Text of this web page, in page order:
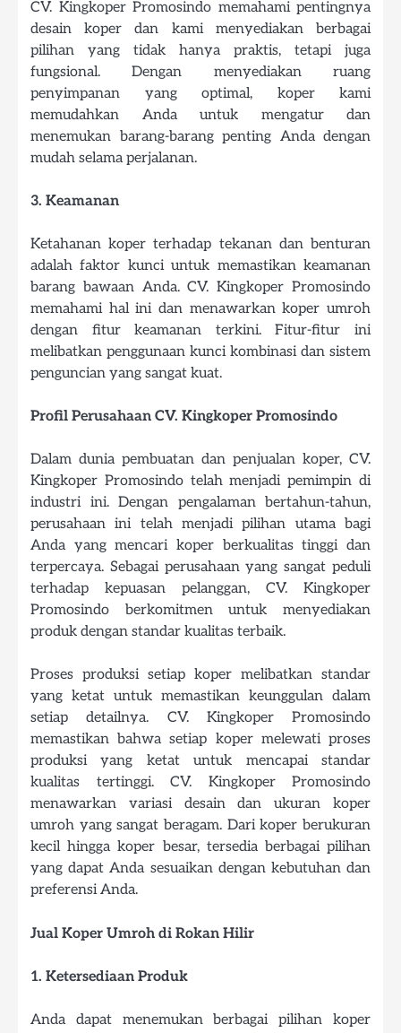
CV. Kingkoper Promosindo memahami pentingnya
desain koper dan kami menyediakan berbagai
pilihan yang tidak hanya praktis, tetapi juga
fungsional. Dengan menyediakan ruang
penyimpanan yang optimal, koper kami
memudahkan Anda untuk mengatur dan
menemukan barang-barang penting Anda dengan
mudah selama perjalanan.
3. Keamanan
Ketahanan koper terhadap tekanan dan benturan
adalah faktor kunci untuk memastikan keamanan
barang bawaan Anda. CV. Kingkoper Promosindo
memahami hal ini dan menawarkan koper umroh
dengan fitur keamanan terkini. Fitur-fitur ini
melibatkan penggunaan kunci kombinasi dan sistem
penguncian yang sangat kuat.
Profil Perusahaan CV. Kingkoper Promosindo
Dalam dunia pembuatan dan penjualan koper, CV.
Kingkoper Promosindo telah menjadi pemimpin di
industri ini. Dengan pengalaman bertahun-tahun,
perusahaan ini telah menjadi pilihan utama bagi
Anda yang mencari koper berkualitas tinggi dan
terpercaya. Sebagai perusahaan yang sangat peduli
terhadap kepuasan pelanggan, CV. Kingkoper
Promosindo berkomitmen untuk menyediakan
produk dengan standar kualitas terbaik.
Proses produksi setiap koper melibatkan standar
yang ketat untuk memastikan keunggulan dalam
setiap detailnya. CV. Kingkoper Promosindo
memastikan bahwa setiap koper melewati proses
produksi yang ketat untuk mencapai standar
kualitas tertinggi. CV. Kingkoper Promosindo
menawarkan variasi desain dan ukuran koper
umroh yang sangat beragam. Dari koper berukuran
kecil hingga koper besar, tersedia berbagai pilihan
yang dapat Anda sesuaikan dengan kebutuhan dan
preferensi Anda.
Jual Koper Umroh di Rokan Hilir
1. Ketersediaan Produk
Anda dapat menemukan berbagai pilihan koper